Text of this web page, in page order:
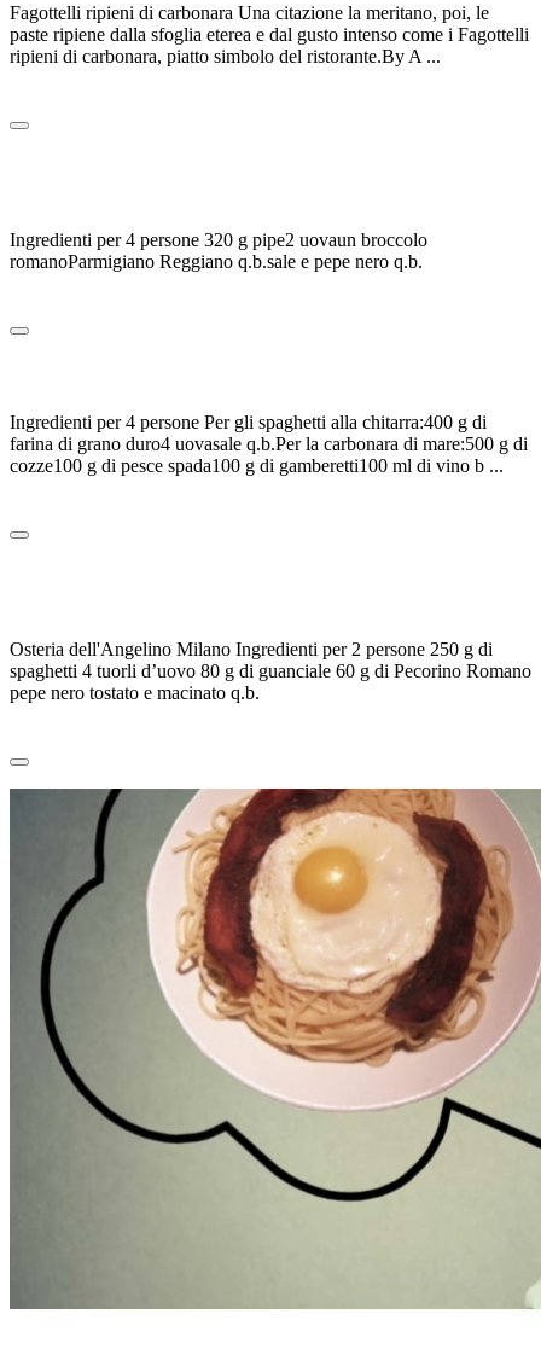
Fagottelli ripieni di carbonara Una citazione la meritano, poi, le
paste ripiene dalla sfoglia eterea e dal gusto intenso come i Fagottelli
ripieni di carbonara, piatto simbolo del ristorante.By A ...
Ingredienti per 4 persone 320 g pipe2 uovaun broccolo
romanoParmigiano Reggiano q.b.sale e pepe nero q.b.
Ingredienti per 4 persone Per gli spaghetti alla chitarra:400 g di
farina di grano duro4 uovasale q.b.Per la carbonara di mare:500 g di
cozze100 g di pesce spada100 g di gamberetti100 ml di vino b ...
Osteria dell'Angelino Milano Ingredienti per 2 persone 250 g di
spaghetti 4 tuorli d’uovo 80 g di guanciale 60 g di Pecorino Romano
pepe nero tostato e macinato q.b.